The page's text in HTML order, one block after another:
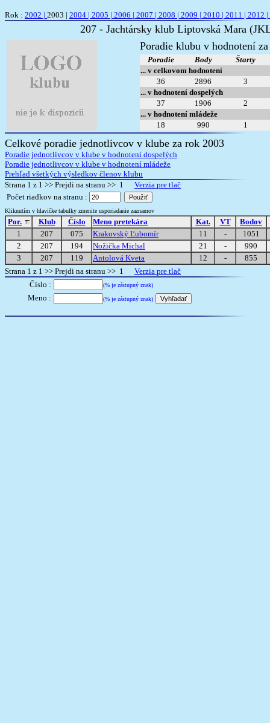
Rok : 2002 | 2003 | 2004 | 2005 | 2006 | 2007 | 2008 | 2009 | 2010 | 2011 | 2012 |
207 - Jachtársky klub Liptovská Mara
Poradie klubu v hodnotení
Poradie Body
Štarty
... v celkovom hodnotení
36
2896
3
... v hodnotení dospelých
37
1906
2
... v hodnotení mládeže
18
990 1
Celkové poradie jednotlivcov v klube za rok 2003
Poradie jednotlivcov v klube v hodnotení dospelých
Poradie jednotlivcov v klube v hodnotení mládeže
Prehľad všetkých výsledkov členov klubu
Strana 1 z 1 >> Prejdi na stranu >> 1 Verzia pre tlač
Počet riadkov na stranu :
Kliknutím v hlavičke tabulky zmenite usporiadanie zaznamov
Por. Klub Číslo Meno pretekára Kat. VT
Bodov
1
207 075 Krakovský Ľubomír 11 -
1051
2
207 194 Nožička Michal 21 -
990
3
207 119 Antolová Kveta 12 -
855
Strana 1 z 1 >> Prejdi na stranu >> 1 Verzia pre tlač
Číslo :
(% je zástupný znak)
Meno : (% je zástupný znak)